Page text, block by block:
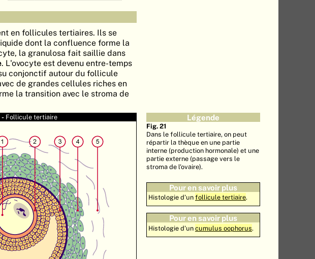
en follicules tertiaires. Ils se
dont la confluence forme la
la granulosa fait saillie dans
. L'ovocyte est devenu entre-temps
conjonctif autour du follicule
de grandes cellules riches en
la transition avec le stroma de
- Follicule tertiaire Légende
Fig. 21
Dans le follicule tertiaire, on peut
répartir la thèque en une partie
interne (production hormonale) et une
partie externe (passage vers le
stroma de l'ovaire).
Pour en savoir plus
Histologie d'unfollicule tertiaire.
Pour en savoir plus
Histologie d'uncumulus oophorus.